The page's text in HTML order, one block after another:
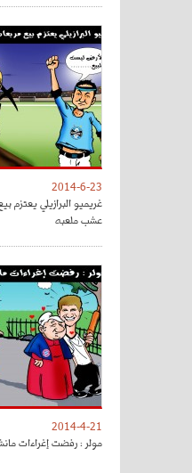
2014-6-23
غريميو البرازيلي يعتزم
عشب ملعبه
2014-4-21
مولر : رفضت إغراءات